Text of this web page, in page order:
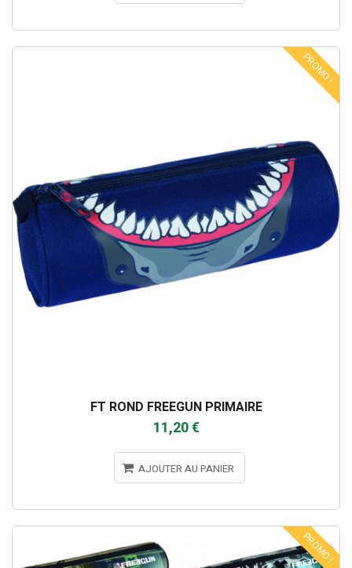
PROMO !
FT ROND FREEGUN PRIMAIRE
11,20 €
AJOUTER AU PANIER
PROMO !